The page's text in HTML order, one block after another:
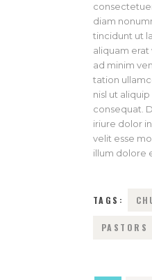
diam
tincidunt ut
aliquam erat
ad minim
tation
nisl ut
consequat.
iriure dolor
velit esse
illum dolore
TAGS:
PASTORS